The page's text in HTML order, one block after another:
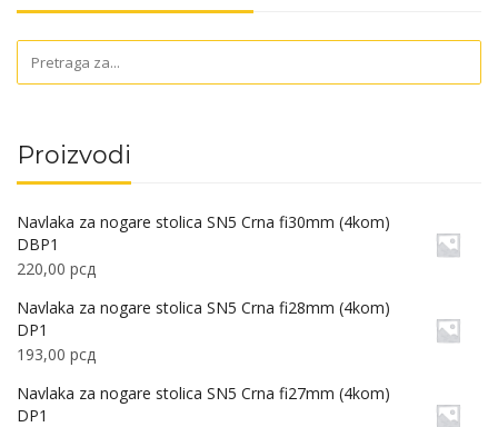
Proizvodi
Navlaka za nogare stolica SN5 Crna fi30mm (4kom)
DBP1
220,00 рсд
Navlaka za nogare stolica SN5 Crna fi28mm (4kom)
DP1
193,00 рсд
Navlaka za nogare stolica SN5 Crna fi27mm (4kom)
DP1